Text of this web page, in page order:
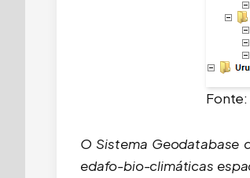
Fonte:
O Sistema Geodatabase
edafo-bio-climáticas